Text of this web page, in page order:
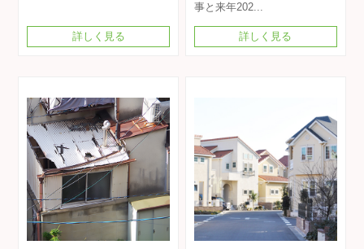
詳しく見る
事と来年202...
詳しく見る